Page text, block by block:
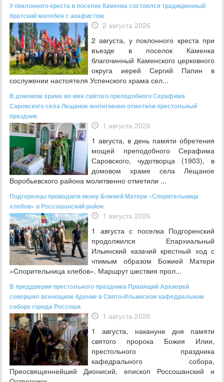
У поклонного креста в поселке Каменка состоялся традиционный
братский молебен с акафистом
2 августа 2026
2 августа, у поклонного креста при
въезде в поселок Каменка
благочинный Каменского церковного
округа иерей Сергий Папин в
сослужении настоятеля Успенского храма сел...
В домовом храме во имя святого преподобного Серафима
Саровского села Лещаное молитвенно отметили престольный
праздник
1 августа 2026
1 августа, в день памяти обретения
мощей преподобного Серафима
Саровского, чудотворца (1903), в
домовом храме села Лещаное
Воробьевского района молитвенно отметили ...
Подгоренцы проводили икону Божией Матери «Спорительница
хлебов» в Россошанский район
1 августа 2026
1 августа с поселка Подгоренский
продолжился Епархиальный
Ильинский казачий крестный ход с
чтимым образом Божией Матери
«Спорительница хлебов». Маршрут шествия прол...
В преддверии престольного праздника Правящий Архиерей
совершил всенощное бдение в Свято-Ильинском кафедральном
соборе города Россоши
1 августа 2026
1 августа, накануне дня памяти
святого пророка Божия Илии,
престольного праздника
кафедрального собора,
Преосвященнейший Дионисий, епископ Россошанский и